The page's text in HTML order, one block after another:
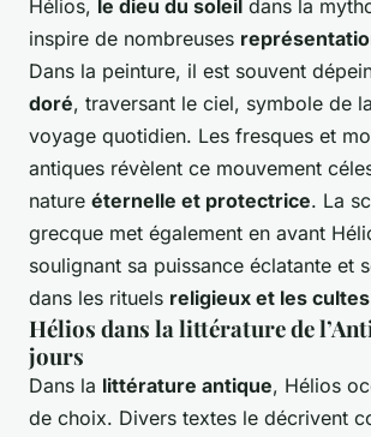
Hélios, le dieu du soleil dans la
inspire de nombreuses
Dans la peinture, il est souvent
doré, traversant le ciel, symbole de
voyage quotidien. Les fresques et
antiques révèlent ce mouvement
nature éternelle et protectrice. La
grecque met également en avant
soulignant sa puissance éclatante et
dans les rituels religieux et les
Hélios dans la littérature de
jours
Dans la littérature antique, Hélios
de choix. Divers textes le décrivent